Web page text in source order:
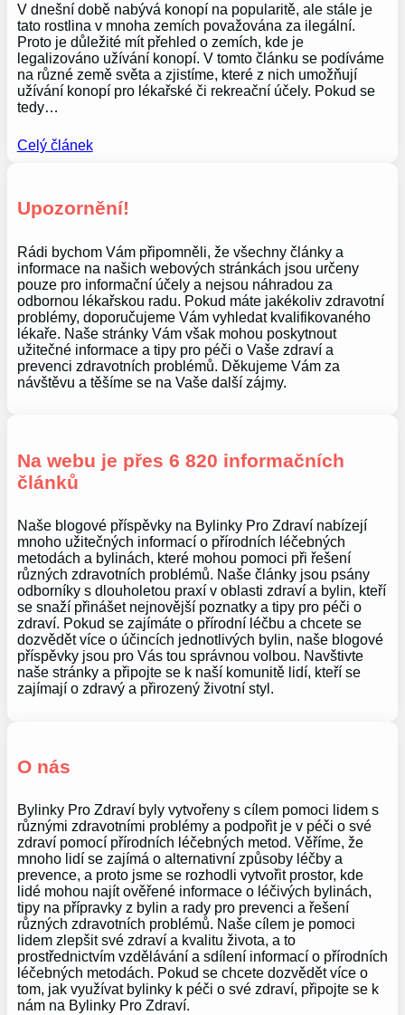
V dnešní době nabývá konopí na popularitě, ale stále je
tato rostlina v mnoha zemích považována za ilegální.
Proto je důležité mít přehled o zemích, kde je
legalizováno užívání konopí. V tomto článku se podíváme
na různé země světa a zjistíme, které z nich umožňují
užívání konopí pro lékařské či rekreační účely. Pokud se
tedy…
Celý článek
Upozornění!
Rádi bychom Vám připomněli, že všechny články a
informace na našich webových stránkách jsou určeny
pouze pro informační účely a nejsou náhradou za
odbornou lékařskou radu. Pokud máte jakékoliv zdravotní
problémy, doporučujeme Vám vyhledat kvalifikovaného
lékaře. Naše stránky Vám však mohou poskytnout
užitečné informace a tipy pro péči o Vaše zdraví a
prevenci zdravotních problémů. Děkujeme Vám za
návštěvu a těšíme se na Vaše další zájmy.
Na webu je přes 6 820 informačních
článků
Naše blogové příspěvky na Bylinky Pro Zdraví nabízejí
mnoho užitečných informací o přírodních léčebných
metodách a bylinách, které mohou pomoci při řešení
různých zdravotních problémů. Naše články jsou psány
odborníky s dlouholetou praxí v oblasti zdraví a bylin, kteří
se snaží přinášet nejnovější poznatky a tipy pro péči o
zdraví. Pokud se zajímáte o přírodní léčbu a chcete se
dozvědět více o účincích jednotlivých bylin, naše blogové
příspěvky jsou pro Vás tou správnou volbou. Navštivte
naše stránky a připojte se k naší komunitě lidí, kteří se
zajímají o zdravý a přirozený životní styl.
O nás
Bylinky Pro Zdraví byly vytvořeny s cílem pomoci lidem s
různými zdravotními problémy a podpořit je v péči o své
zdraví pomocí přírodních léčebných metod. Věříme, že
mnoho lidí se zajímá o alternativní způsoby léčby a
prevence, a proto jsme se rozhodli vytvořit prostor, kde
lidé mohou najít ověřené informace o léčivých bylinách,
tipy na přípravky z bylin a rady pro prevenci a řešení
různých zdravotních problémů. Naše cílem je pomoci
lidem zlepšit své zdraví a kvalitu života, a to
prostřednictvím vzdělávání a sdílení informací o přírodních
léčebných metodách. Pokud se chcete dozvědět více o
tom, jak využívat bylinky k péči o své zdraví, připojte se k
nám na Bylinky Pro Zdraví.